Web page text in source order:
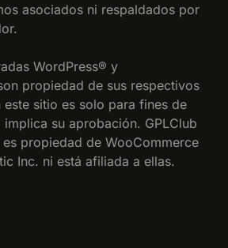
asociados ni respaldados por
WordPress® y
propiedad de sus respectivos
este sitio es solo para fines de
su aprobación. GPLClub
propiedad de WooCommerce
Inc. ni está afiliada a ellas.